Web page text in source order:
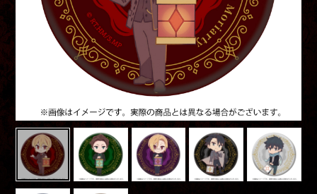
Movies
Special